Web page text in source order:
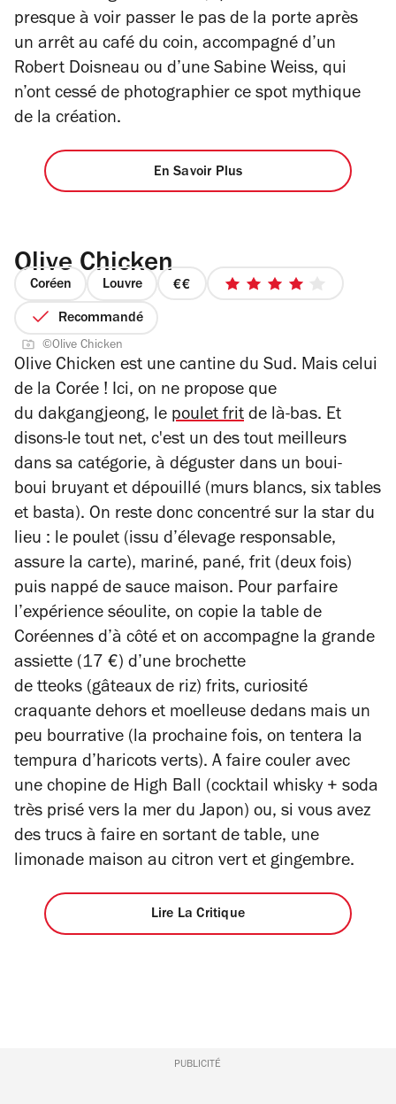
presque à voir passer le pas de la porte après
un arrêt au café du coin, accompagné d’un
Robert Doisneau ou d’une Sabine Weiss, qui
n’ont cessé de photographier ce spot mythique
de la création.
En Savoir Plus
Olive Chicken
Coréen Louvre
prix
4
étoiles
Recommandé
©Olive Chicken
Olive Chicken est une cantine du Sud. Mais celui
de la Corée ! Ici, on ne propose que
du dakgangjeong, le poulet frit de là-bas. Et
disons-le tout net, c'est un des tout meilleurs
dans sa catégorie, à déguster dans un boui-
boui bruyant et dépouillé (murs blancs, six tables
et basta). On reste donc concentré sur la star du
lieu : le poulet (issu d’élevage responsable,
assure la carte), mariné, pané, frit (deux fois)
puis nappé de sauce maison. Pour parfaire
l’expérience séoulite, on copie la table de
Coréennes d’à côté et on accompagne la grande
assiette (17 €) d’une brochette
de tteoks (gâteaux de riz) frits, curiosité
craquante dehors et moelleuse dedans mais un
peu bourrative (la prochaine fois, on tentera la
tempura d’haricots verts). A faire couler avec
une chopine de High Ball (cocktail whisky + soda
très prisé vers la mer du Japon) ou, si vous avez
des trucs à faire en sortant de table, une
limonade maison au citron vert et gingembre.
Lire La Critique
PUBLICITÉ